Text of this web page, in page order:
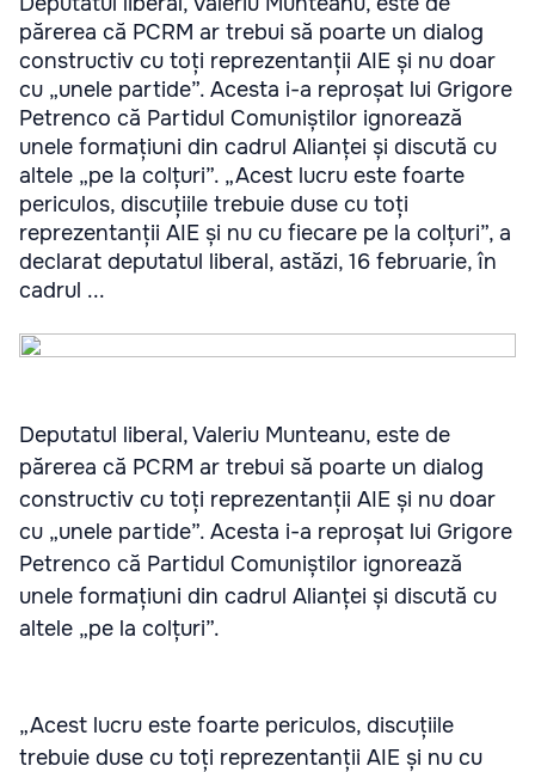
părerea că PCRM ar trebui să poarte un dialog
constructiv cu toți reprezentanții AIE și nu doar
cu „unele partide”. Acesta i-a reproșat lui Grigore
Petrenco că Partidul Comuniștilor ignorează
unele formațiuni din cadrul Alianței și discută cu
altele „pe la colțuri”. „Acest lucru este foarte
periculos, discuțiile trebuie duse cu toți
reprezentanții AIE și nu cu fiecare pe la colțuri”, a
declarat deputatul liberal, astăzi, 16 februarie, în
cadrul ...
Deputatul liberal, Valeriu Munteanu, este de
părerea că PCRM ar trebui să poarte un dialog
constructiv cu toți reprezentanții AIE și nu doar
cu „unele partide”. Acesta i-a reproșat lui Grigore
Petrenco că Partidul Comuniștilor ignorează
unele formațiuni din cadrul Alianței și discută cu
altele „pe la colțuri”.
„Acest lucru este foarte periculos, discuțiile
trebuie duse cu toți reprezentanții AIE și nu cu